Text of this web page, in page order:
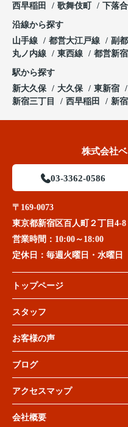
西早稲田
歌舞伎町 下落合
沿線から探す
山手線
都営大江戸線 副
丸ノ内線
東西線 都営新
駅から探す
新大久保
大久保 東新宿
新宿三丁目
西早稲田 新
株式会社
03-3362-0586
〒169-0073
東京都新宿区百人町２丁目4-8
営業時間： 10:00～18:00
定休日： 毎週火曜日・水曜日
トップページ
スタッフ
お客様の声
ブログ
アクセスマップ
会社概要